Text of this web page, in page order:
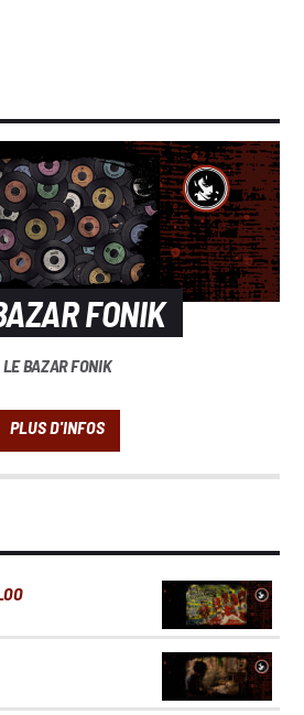
FONIK
LE BAZAR FONIK